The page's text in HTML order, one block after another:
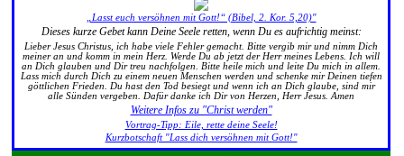
„Lasst euch versöhnen mit Gott!“ (Bibel, 2. Kor. 5,20)"
Dieses kurze Gebet kann Deine Seele retten, wenn Du es aufrichtig meinst:
Lieber Jesus Christus, ich habe viele Fehler gemacht. Bitte vergib mir und nimm Dich
meiner an und komm in mein Herz. Werde Du ab jetzt der Herr meines Lebens. Ich will
an Dich glauben und Dir treu nachfolgen. Bitte heile mich und leite Du mich in allem.
Lass mich durch Dich zu einem neuen Menschen werden und schenke mir Deinen tiefen
göttlichen Frieden. Du hast den Tod besiegt und wenn ich an Dich glaube, sind mir
alle Sünden vergeben. Dafür danke ich Dir von Herzen, Herr Jesus. Amen
Weitere Infos zu "Christ werden"
Vortrag-Tipp: Eile, rette deine Seele!
Kurzbotschaft "Lass dich versöhnen mit Gott!"